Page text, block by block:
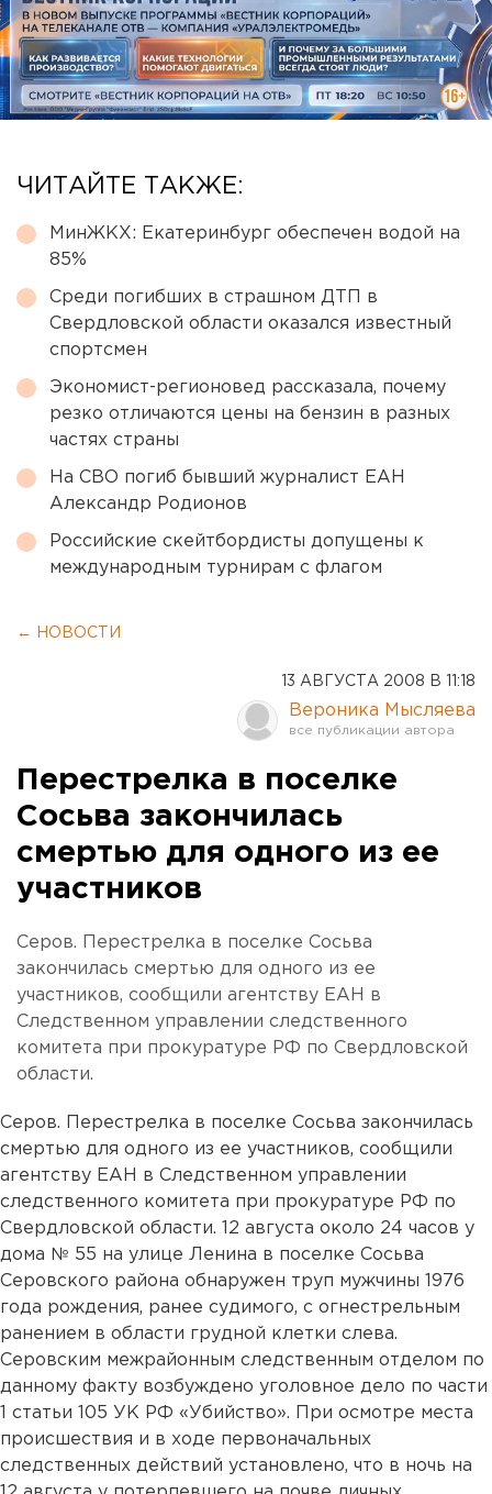
ЧИТАЙТЕ ТАКЖЕ:
МинЖКХ: Екатеринбург обеспечен водой на
85%
Среди погибших в страшном ДТП в
Свердловской области оказался известный
спортсмен
Экономист-регионовед рассказала, почему
резко отличаются цены на бензин в разных
частях страны
На СВО погиб бывший журналист ЕАН
Александр Родионов
Российские скейтбордисты допущены к
международным турнирам с флагом
← НОВОСТИ
13 АВГУСТА 2008 В 11:18
Вероника Мысляева
Перестрелка в поселке
Сосьва закончилась
смертью для одного из ее
участников
Серов. Перестрелка в поселке Сосьва
закончилась смертью для одного из ее
участников, сообщили агентству ЕАН в
Следственном управлении следственного
комитета при прокуратуре РФ по Свердловской
области.
Серов. Перестрелка в поселке Сосьва закончилась
смертью для одного из ее участников, сообщили
агентству ЕАН в Следственном управлении
следственного комитета при прокуратуре РФ по
Свердловской области. 12 августа около 24 часов у
дома № 55 на улице Ленина в поселке Сосьва
Серовского района обнаружен труп мужчины 1976
года рождения, ранее судимого, с огнестрельным
ранением в области грудной клетки слева.
Серовским межрайонным следственным отделом по
данному факту возбуждено уголовное дело по части
1 статьи 105 УК РФ «Убийство». При осмотре места
происшествия и в ходе первоначальных
следственных действий установлено, что в ночь на